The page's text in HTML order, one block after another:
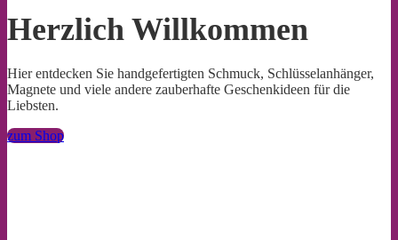
Herzlich Willkommen
Hier entdecken Sie handgefertigten Schmuck, Schlüsselanhänger,
Magnete und viele andere zauberhafte Geschenkideen für die
Liebsten.
zum Shop